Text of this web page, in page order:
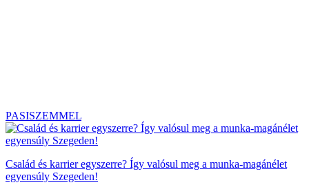
PASISZEMMEL
Család és karrier egyszerre? Így valósul meg a munka-magánélet
egyensúly Szegeden!